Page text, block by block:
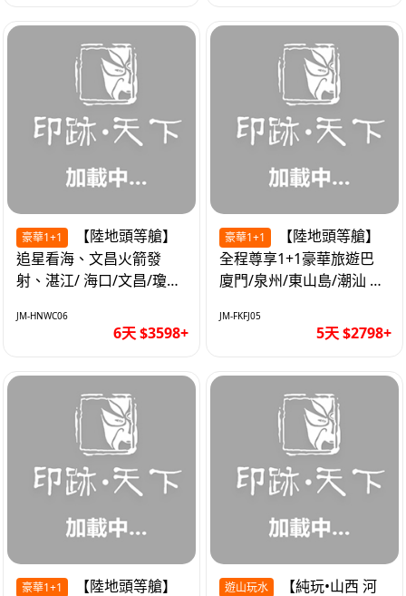
豪華1+1
追星看海、文昌火箭發
射、湛江/ 海口/文昌/瓊海/
優質6天
JM-HNWC06
6天 $3598+
豪華1+1
全程尊享1+1豪華旅遊巴
廈門/泉州/東山島/潮汕 精
JM-FKFJ05
5天 $2798+
豪華1+1 遊山玩水